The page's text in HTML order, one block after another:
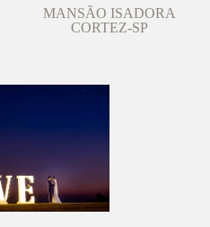
MANSÃO ISADORA
CORTEZ-SP